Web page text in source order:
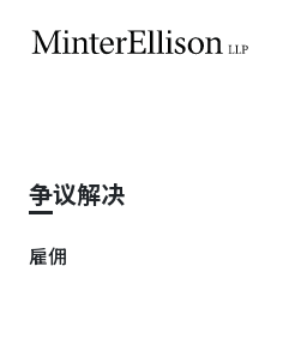
争议解决
雇佣